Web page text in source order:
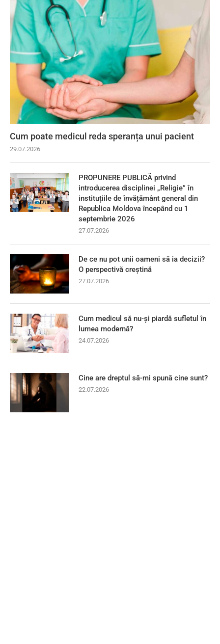
Cum poate medicul reda speranța unui pacient
29.07.2026
PROPUNERE PUBLICĂ privind
introducerea disciplinei „Religie” în
instituțiile de învățământ general din
Republica Moldova începând cu 1
septembrie 2026
27.07.2026
De ce nu pot unii oameni să ia decizii?
O perspectivă creștină
27.07.2026
Cum medicul să nu-și piardă sufletul în
lumea modernă?
24.07.2026
Cine are dreptul să-mi spună cine sunt?
22.07.2026